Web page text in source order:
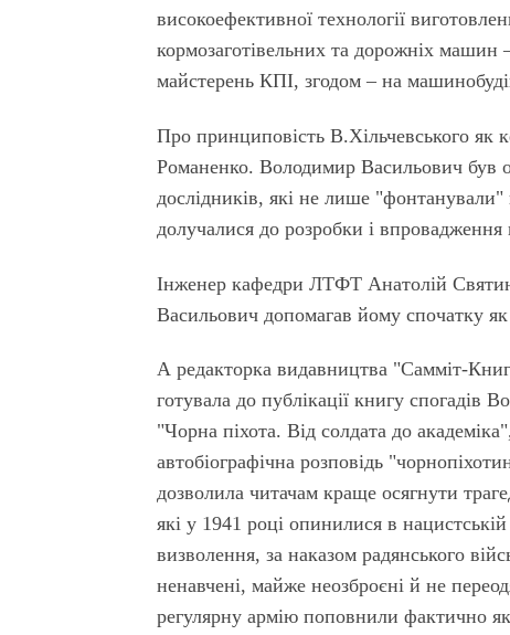
високоефективної технології
кормозаготівельних та дорожніх
майстерень КПІ, згодом – на
Про принциповість В.Хільчевського як
Романенко. Володимир Васильович був
дослідників, які не лише
долучалися до розробки і впровадження
Інженер кафедри ЛТФТ Анатолій
Васильович допомагав йому спочатку
А редакторка видавництва "Самміт-
готувала до публікації книгу спогадів
"Чорна піхота. Від солдата до
автобіографічна розповідь
дозволила читачам краще осягнути
які у 1941 році опинилися в нацистській
визволення, за наказом радянського
ненавчені, майже неозброєні й не
регулярну армію поповнили фактично